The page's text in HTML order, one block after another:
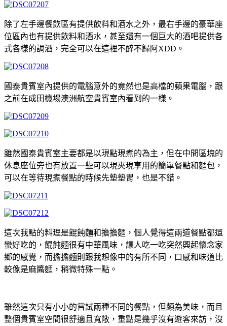
除了左手邊餐飲區有提供飲料和酒水之外，最右手邊的豪華座
位區內也有提供飲料和酒水，甚至還有一個巨大的酒吧提供各
式各樣的調酒，完全可以在這裡不醉不歸阿XDD。
國泰貴賓室內提供的電腦意外的竟然也是高檔的蘋果電腦，跟
之前在成田機場澳洲航空貴賓室內看到的一樣。
雖然國泰貴賓室主要都是以現點現煮的為主，但在中間區塊的
休息座位旁也有放置一些可以現夾現享用的簡單餐點和麵包，
可以在等待現煮餐點的時候先墊墊胃，也是不錯。
這次我點的料理是餛飩麵和擔擔麵，個人覺得這兩道餐點都還
蠻好吃的，餛飩麵很有中華風味，讓人吃一吃突然興起懷念家
鄉的感覺，而擔擔麵則跟我想像中的有所不同，口感和味道比
較像是麻醬麵，稍微特殊一點。
雖然這次只有小小的嘗試兩種不同的餐點，但頗為美味，而且
整個貴賓室空間很舒適且寬敞，重點是幾乎沒有遊客來訪，沒